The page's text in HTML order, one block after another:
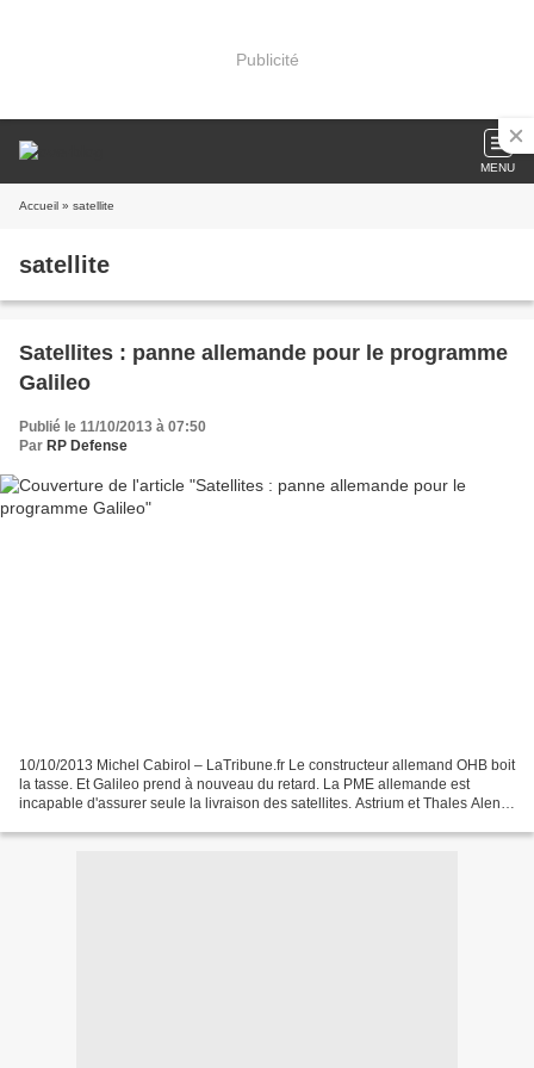
Publicité
MENU
Accueil » satellite
satellite
Satellites : panne allemande pour le programme
Galileo
Publié le 11/10/2013 à 07:50
Par RP Defense
10/10/2013 Michel Cabirol – LaTribune.fr Le constructeur allemand OHB boit
la tasse. Et Galileo prend à nouveau du retard. La PME allemande est
incapable d'assurer seule la livraison des satellites. Astrium et Thales Alenia